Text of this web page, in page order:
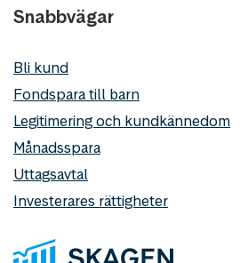
Snabbvägar
Bli kund
Fondspara till barn
Legitimering och kundkännedom
Månadsspara
Uttagsavtal
Investerares rättigheter